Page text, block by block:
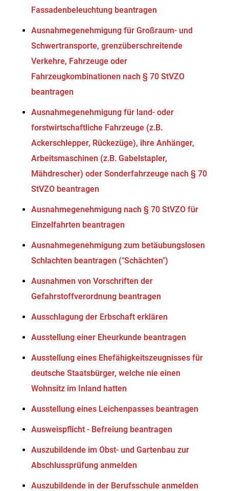
Fassadenbeleuchtung beantragen
Ausnahmegenehmigung für Großraum- und
Schwertransporte, grenzüberschreitende
Verkehre, Fahrzeuge oder
Fahrzeugkombinationen nach § 70 StVZO
beantragen
Ausnahmegenehmigung für land- oder
forstwirtschaftliche Fahrzeuge (z.B.
Ackerschlepper, Rückezüge), ihre Anhänger,
Arbeitsmaschinen (z.B. Gabelstapler,
Mähdrescher) oder Sonderfahrzeuge nach § 70
StVZO beantragen
Ausnahmegenehmigung nach § 70 StVZO für
Einzelfahrten beantragen
Ausnahmegenehmigung zum betäubungslosen
Schlachten beantragen ("Schächten")
Ausnahmen von Vorschriften der
Gefahrstoffverordnung beantragen
Ausschlagung der Erbschaft erklären
Ausstellung einer Eheurkunde beantragen
Ausstellung eines Ehefähigkeitszeugnisses für
deutsche Staatsbürger, welche nie einen
Wohnsitz im Inland hatten
Ausstellung eines Leichenpasses beantragen
Ausweispflicht - Befreiung beantragen
Auszubildende im Obst- und Gartenbau zur
Abschlussprüfung anmelden
Auszubildende in der Berufsschule anmelden